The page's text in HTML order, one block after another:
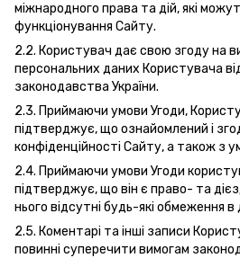
міжнародного права та дій, які
функціонування Сайту.
2.2. Користувач дає свою згоду на
персональних даних Користувача
законодавства України.
2.3. Приймаючи умови Угоди,
підтверджує, що ознайомлений і
конфіденційності Сайту, а також з
2.4. Приймаючи умови Угоди
підтверджує, що він є право- та
нього відсутні будь-які обмеження в
2.5. Коментарі та інші записи
повинні суперечити вимогам